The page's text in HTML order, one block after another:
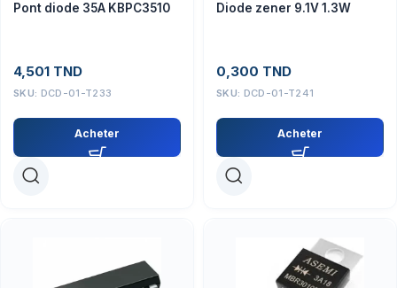
Pont diode 35A KBPC3510
4,501 TND
SKU: DCD-01-T233
Acheter
Diode zener 9.1V 1.3W
0,300 TND
SKU: DCD-01-T241
Acheter